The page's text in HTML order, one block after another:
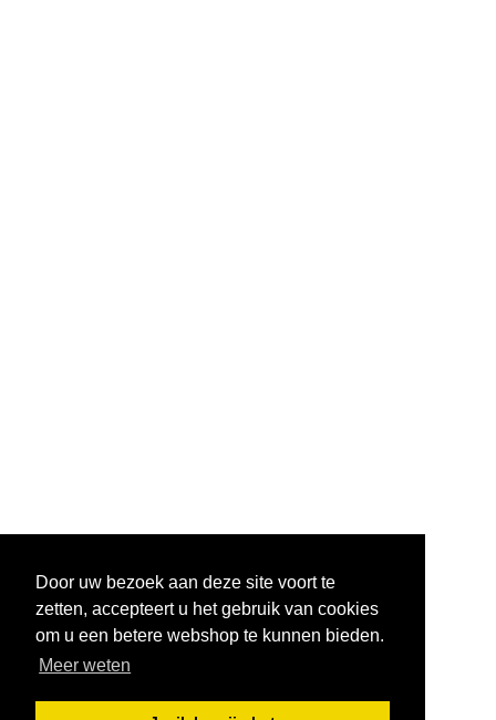
Door uw bezoek aan deze site voort te
zetten, accepteert u het gebruik van cookies
om u een betere webshop te kunnen bieden.
Meer weten